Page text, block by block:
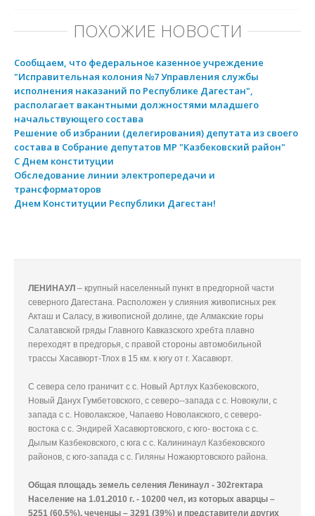
ПОХОЖИЕ НОВОСТИ
Сообщаем, что федеральное казенное учреждение
"Исправительная колония №7 Управления службы
исполнения наказаний по Республике Дагестан",
располагает вакантными должностями младшего
начальствующего состава
Решение об избрании (делегирования) депутата из своего
состава в Собрание депутатов МР "Казбековский район"
С Днем конституции
Обследование линии электропередачи и
трансформаторов
Днем Конституции Республики Дагестан!
ЛЕНИНАУЛ – крупный населенный пункт в предгорной части
северного Дагестана. Расположен у слияния живописных рек
Акташ и Саласу, в живописной долине, где Алмакские горы
Салатавской гряды Главного Кавказского хребта плавно
переходят в предгорья, с правой стороны автомобильной
трассы Хасавюрт-Тлох в 15 км. к югу от г. Хасавюрт.
C cевера село граничит с с. Новый Артлух Казбековского,
Новый Данух Гумбетовского, с северо--запада с с. Новокули, с
запада с с. Новолакское, Чапаево Новолакского, с северо-
востока с с. Эндирей Хасавюртовского, с юго- востока с с.
Дылым Казбековского, с юга с с. Калининаул Казбековского
районов, с юго-запада с с. Гиляны Ножаюртовского района.
Общая площадь земель селения Ленинаул - 302гектара
Население на 1.01.2010 г. - 10200 чел, из которых аварцы –
5251 (60,5%), чеченцы – 3291 (39%) и представители других